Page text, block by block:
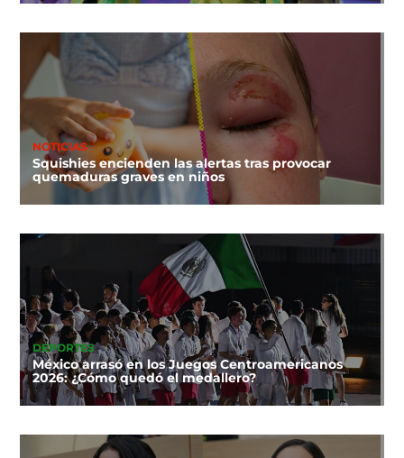
NOTICIAS
Squishies encienden las alertas tras provocar
quemaduras graves en niños
DEPORTES
México arrasó en los Juegos Centroamericanos
2026: ¿Cómo quedó el medallero?